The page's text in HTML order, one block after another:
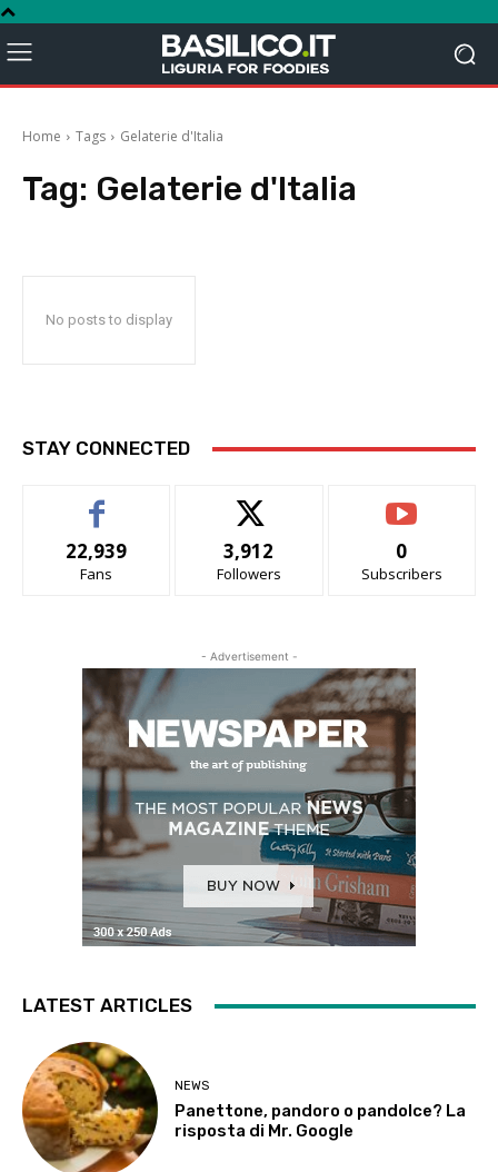
Home Tags Gelaterie d'Italia
Tag: Gelaterie d'Italia
No posts to display
STAY CONNECTED
22,939
Fans
3,912
Followers
0
Subscribers
- Advertisement -
LATEST ARTICLES
NEWS
Panettone, pandoro o pandolce? La
risposta di Mr. Google